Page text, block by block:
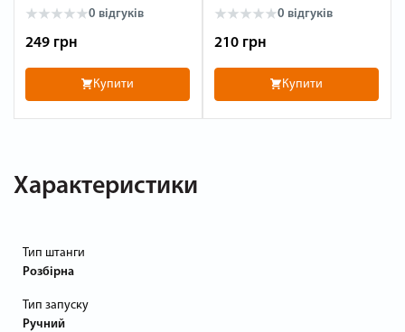
0 відгуків
249 грн
Купити
0 відгуків
210 грн
Купити
Характеристики
Тип штанги
Розбірна
Тип запуску
Ручний